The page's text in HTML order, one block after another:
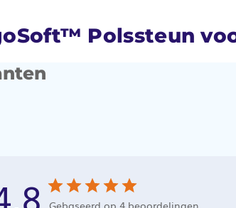
Polssteun
Gebaseerd op 4 beoordelingen